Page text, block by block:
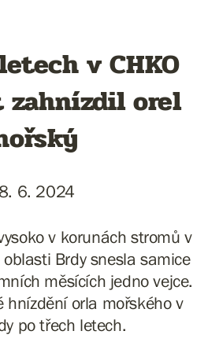
v CHKO
zahnízdil orel
6. 2024
v korunách stromů v
Brdy snesla samice
měsících jedno vejce.
hnízdění orla mořského v
po třech letech.